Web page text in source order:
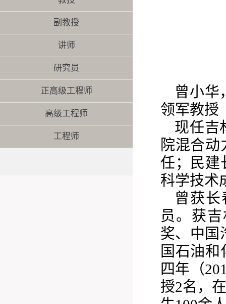
副教授
讲师
研究员
正高级工程师
高级工程师
工程师
曾小华
领军教授
现任吉
院混合
任；民建
科学技术
曾获
员。获
奖、中国
国石油
四年（
授2名，